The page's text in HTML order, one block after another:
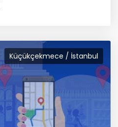
Küçükçekmece / İstanbul